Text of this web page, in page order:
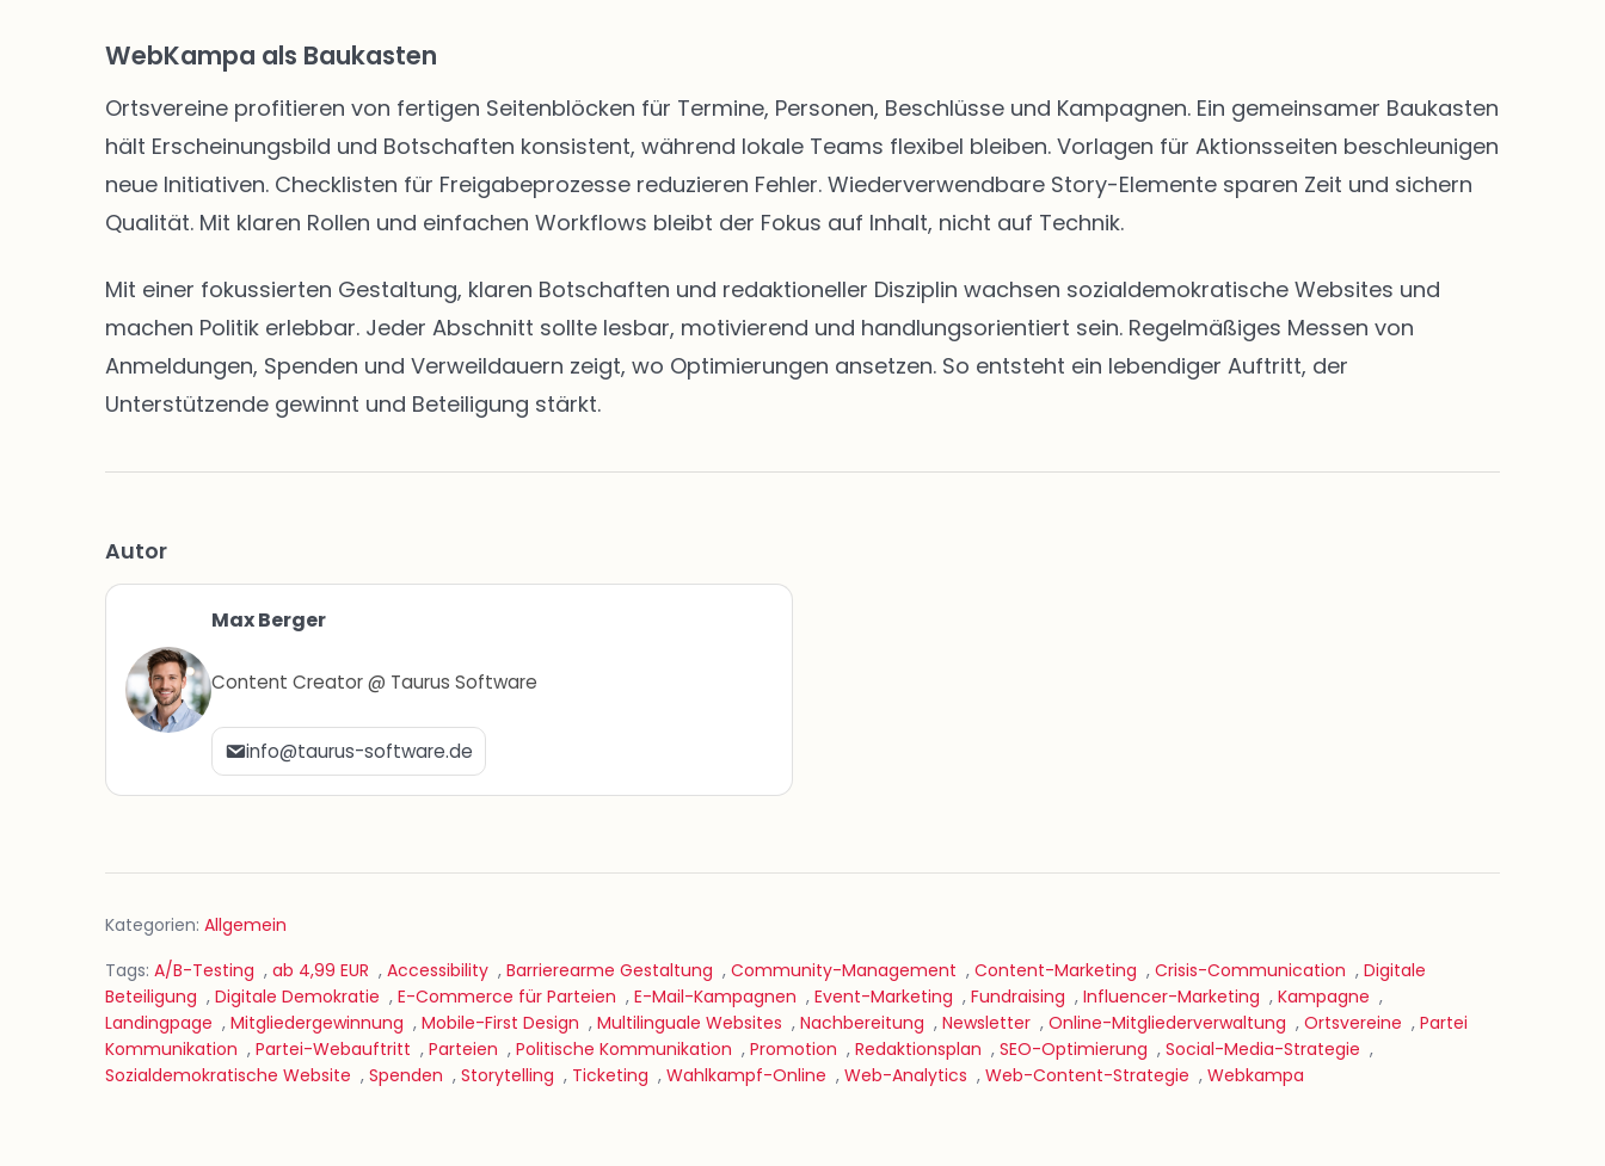
WebKampa als Baukasten
Ortsvereine profitieren von fertigen Seitenblöcken für Termine, Personen, Beschlüsse und Kampagnen. Ein gemeinsamer Baukasten
hält Erscheinungsbild und Botschaften konsistent, während lokale Teams flexibel bleiben. Vorlagen für Aktionsseiten beschleunigen
neue Initiativen. Checklisten für Freigabeprozesse reduzieren Fehler. Wiederverwendbare Story-Elemente sparen Zeit und sichern
Qualität. Mit klaren Rollen und einfachen Workflows bleibt der Fokus auf Inhalt, nicht auf Technik.
Mit einer fokussierten Gestaltung, klaren Botschaften und redaktioneller Disziplin wachsen sozialdemokratische Websites und
machen Politik erlebbar. Jeder Abschnitt sollte lesbar, motivierend und handlungsorientiert sein. Regelmäßiges Messen von
Anmeldungen, Spenden und Verweildauern zeigt, wo Optimierungen ansetzen. So entsteht ein lebendiger Auftritt, der
Unterstützende gewinnt und Beteiligung stärkt.
Autor
Max Berger
Content Creator @ Taurus Software
info@taurus-software.de
Kategorien: Allgemein
Tags: A/B-Testing , ab 4,99 EUR , Accessibility , Barrierearme Gestaltung , Community-Management , Content-Marketing , Crisis-Communication , Digitale
Beteiligung , Digitale Demokratie , E-Commerce für Parteien , E-Mail-Kampagnen , Event-Marketing , Fundraising , Influencer-Marketing , Kampagne ,
Landingpage , Mitgliedergewinnung , Mobile-First Design , Multilinguale Websites , Nachbereitung , Newsletter , Online-Mitgliederverwaltung , Ortsvereine , Partei
Kommunikation , Partei-Webauftritt , Parteien , Politische Kommunikation , Promotion , Redaktionsplan , SEO-Optimierung , Social-Media-Strategie ,
Sozialdemokratische Website , Spenden , Storytelling , Ticketing , Wahlkampf-Online , Web-Analytics , Web-Content-Strategie , Webkampa